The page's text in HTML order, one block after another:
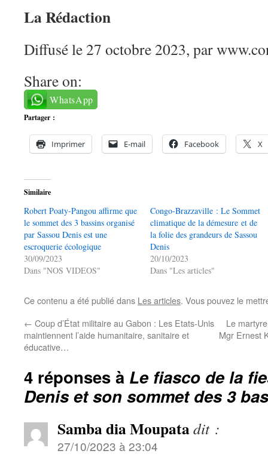
La Rédaction
Diffusé le 27 octobre 2023, par
Share on:
WhatsApp
Partager :
Imprimer E-mail Facebook X
Similaire
Robert Poaty-Pangou affirme que
le sommet des 3 bassins organisé
par Sassou Denis est une
escroquerie écologique
30/09/2023
Dans "NOS VIDEOS"
Congo-Brazzaville : Le Sommet
climatique de la démesure et de
la folie des grandeurs de Sassou
Denis
20/10/2023
Dans "Les articles"
Ce contenu a été publié dans Les articles. Vous pouvez le
← Coup d’État militaire au Gabon : Les Etats-Unis
maintiennent l’aide humanitaire, sanitaire et
éducative…
Le
Mgr Ernest
4 réponses à Le fiasco de la
Denis et son sommet des 3
Samba dia Moupatadit :
27/10/2023 à 23:04